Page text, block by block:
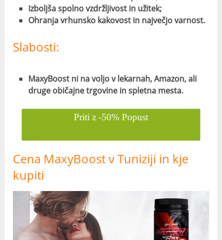
Izboljša spolno vzdržljivost in užitek;
Ohranja vrhunsko kakovost in največjo varnost.
Slabosti:
MaxyBoost ni na voljo v lekarnah, Amazon, ali
druge običajne trgovine in spletna mesta.
Priti z -50% Popust
Cena MaxyBoost v Tuniziji in kje
kupiti